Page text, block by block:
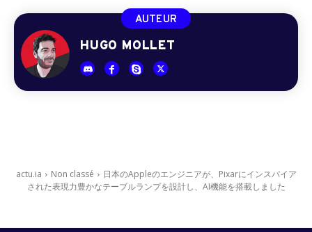
AUTEUR
HUGO MOLLET
actu.ia Non classé
日本のAppleのエンジニアが、Pixarにインスパイア
された表現力豊かなテーブルランプを設計し、AI機能を搭載しました